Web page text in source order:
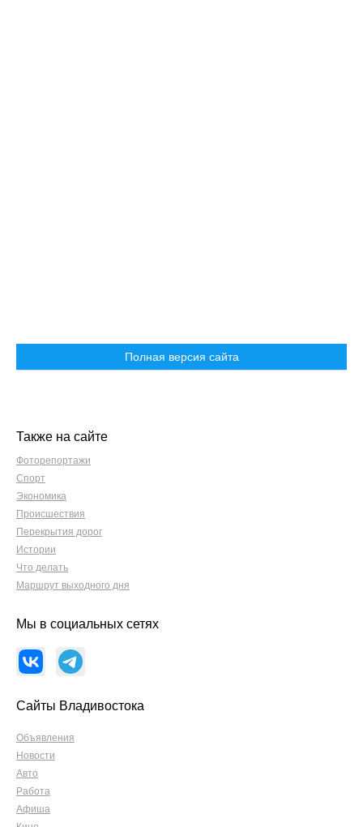
Полная версия сайта
Также на сайте
Фоторепортажи
Спорт
Экономика
Происшествия
Перекрытия дорог
Истории
Что делать
Маршрут выходного дня
Мы в социальных сетях
Сайты Владивостока
Объявления
Новости
Авто
Работа
Афиша